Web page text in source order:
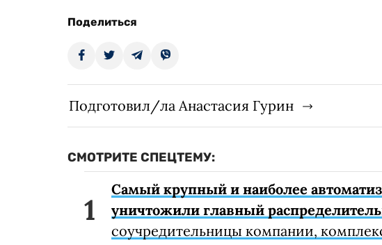
Поделиться
Подготовил/ла Анастасия Гурин
СМОТРИТЕ СПЕЦТЕМУ:
Самый крупный и наиболее
уничтожили главный
соучредительницы компании,